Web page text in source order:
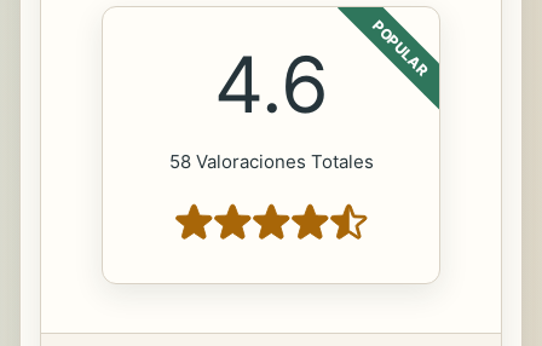
POPULAR
4.6
58 Valoraciones Totales